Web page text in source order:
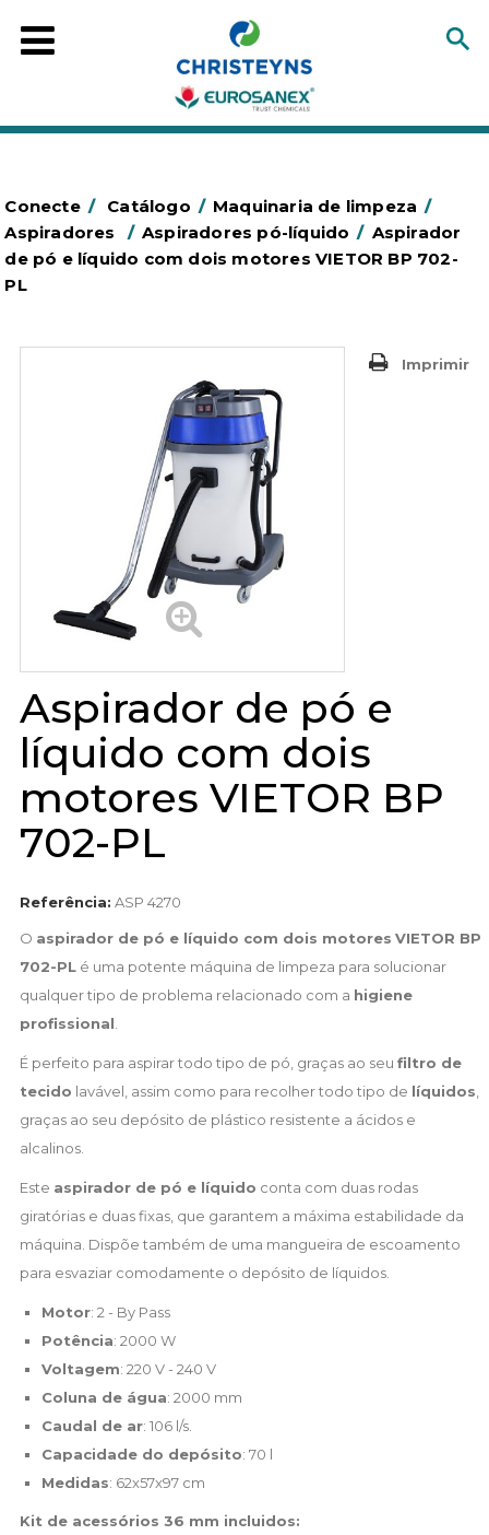
Conecte / Catálogo / Maquinaria de limpeza /
Aspiradores
/ Aspiradores pó-líquido / Aspirador
de pó e líquido com dois motores VIETOR BP 702-
PL
Imprimir
Aspirador de pó e
líquido com dois
motores VIETOR BP
702-PL
Referência: ASP 4270
O aspirador de pó e líquido com dois motores VIETOR BP
702-PLé uma potente máquina de limpeza para solucionar
qualquer tipo de problema relacionado com a higiene
profissional
É perfeito para aspirar todo tipo de pó, graças ao seu filtro de
tecido lavável, assim como para recolher todo tipo de líquidos
graças ao seu depósito de plástico resistente a ácidos e
alcalinos.
Este aspirador de pó e líquido conta com duas rodas
giratórias e duas fixas, que garantem a máxima estabilidade da
máquina. Dispõe também de uma mangueira de escoamento
para esvaziar comodamente o depósito de líquidos.
Motor: 2 - By Pass
Potência: 2000 W
Voltagem: 220 V - 240 V
Coluna de água: 2000 mm
Caudal de ar: 106 l/s.
Capacidade do depósito: 70 l
Medidas: 62x57x97 cm
Kit de acessórios 36 mm incluidos: